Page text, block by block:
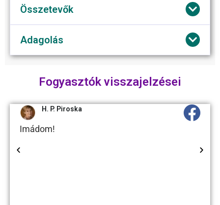
Összetevők
Adagolás
Fogyasztók visszajelzései
H. P. Piroska
Imádom!